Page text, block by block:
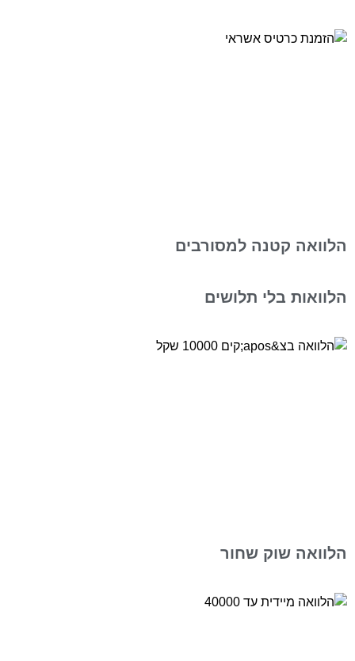
הלוואה קטנה למסורבים
הלוואות בלי תלושים
הלוואה שוק שחור